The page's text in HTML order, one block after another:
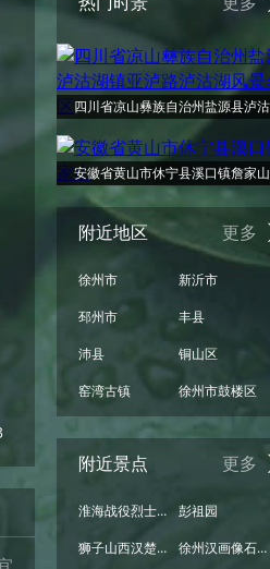
安徽省黄山市休宁县溪口镇詹家山
附近地区 更多
徐州市
新沂市
邳州市
丰县
沛县
铜山区
窑湾古镇
徐州市鼓楼区
附近景点 更多
淮海战役烈士纪念塔
彭祖园
狮子山西汉楚王墓(陪葬兵马俑坑
徐州汉画像石艺术馆北馆